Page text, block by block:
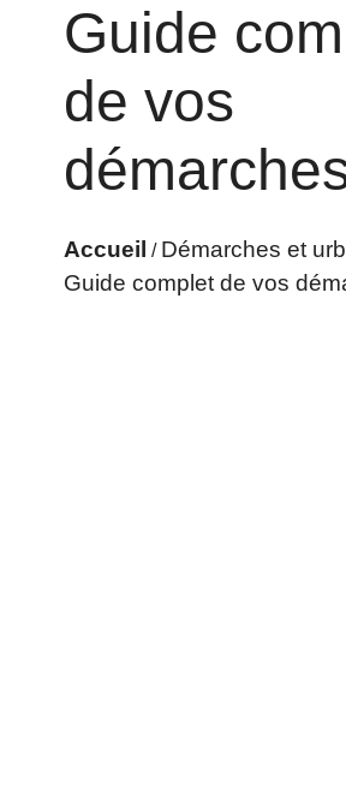
Guide
de vos
Accueil / Démarches et
Guide complet de vos